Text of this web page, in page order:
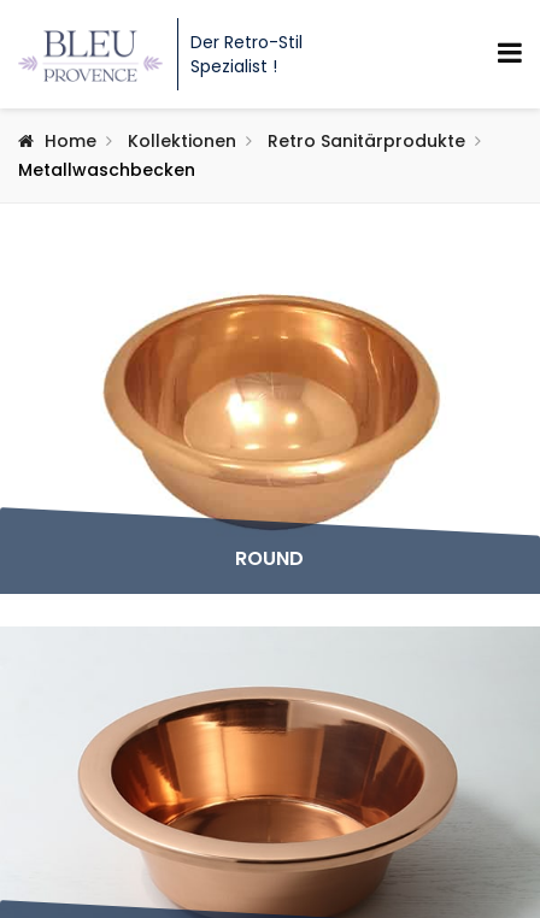
Der Retro-Stil
Spezialist !
Home Kollektionen
Retro Sanitärprodukte
Metallwaschbecken
ROUND